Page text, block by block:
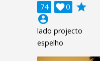
74 0

grade
account_circle
lado projecto
espelho